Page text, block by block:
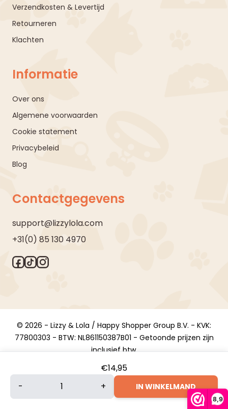
8,9
€14,95
Bugalugs
- + IN WINKELMAND
Verzendkosten & Levertijd
Retourneren
Klachten
Informatie
Over ons
Algemene voorwaarden
Cookie statement
Privacybeleid
Blog
Contactgegevens
support@lizzylola.com
+31(0) 85 130 4970
© 2026 - Lizzy & Lola / Happy Shopper Group B.V. - KVK:
77800303 - BTW: NL861150387B01 - Getoonde prijzen zijn
inclusief btw.